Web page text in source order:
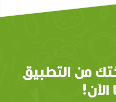
من التطبيق
الآن!